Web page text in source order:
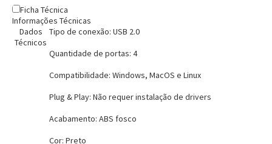
Cartão de crédito
Pagamento via Pix
Ficha Técnica
Informações Técnicas
Dados
Técnicos
Tipo de conexão: USB 2.0
Quantidade de portas: 4
Compatibilidade: Windows, MacOS e Linux
Plug & Play: Não requer instalação de drivers
Acabamento: ABS fosco
Cor: Preto